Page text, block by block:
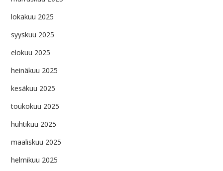
lokakuu 2025
syyskuu 2025
elokuu 2025
heinäkuu 2025
kesäkuu 2025
toukokuu 2025
huhtikuu 2025
maaliskuu 2025
helmikuu 2025